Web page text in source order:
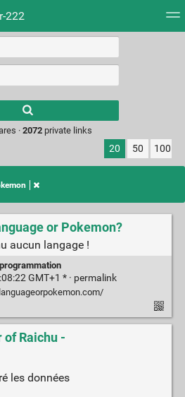
222
results.
·2072 private links
20 50 100
or Pokemon?
aucun langage !
programmation
GMT+1 * · permalink
of Raichu -
les données